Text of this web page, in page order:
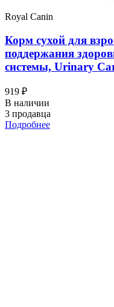
Royal Canin
Корм сухой для
поддержания
системы, Urinary
919 ₽
В наличии
3 продавца
Подробнее